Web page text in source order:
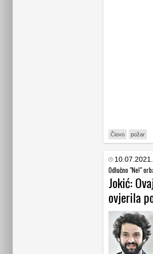
Čiovo požar
Odlučno "Ne!"
Jokić:
ovjerila